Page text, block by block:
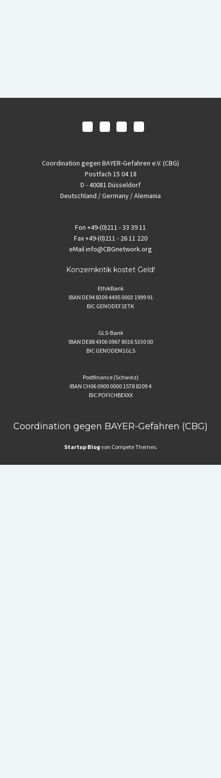
Coordination gegen BAYER-Gefahren e.V. (CBG)
Postfach 15 04 18
D - 40081 Düsseldorf
Deutschland / Germany / Alemania
Fon +49-(0)211 - 33 39 11
Fax+49-(0)211 - 26 11 220
eMailinfo@CBGnetwork.org
Konzernkritik kostet Geld!
EthikBank
IBAN DE94 8309 4495 0003 1999 91
BIC GENODEF1ETK
GLS-Bank
IBAN DE88 4306 0967 8016 5330 00
BIC GENODEM1GLS
Postfinance (Schweiz)
IBAN CH06 0900 0000 1578 8209 4
BIC POFICHBEXXX
Coordination gegen BAYER-Gefahren (CBG)
Startup Blogvon Compete Themes.